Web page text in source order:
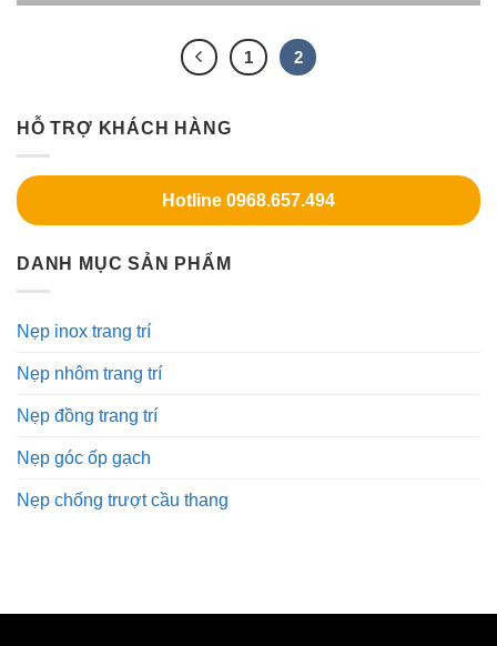
1 2
HỖ TRỢ KHÁCH HÀNG
Hotline 0968.657.494
DANH MỤC SẢN PHẨM
Nẹp inox trang trí
Nẹp nhôm trang trí
Nẹp đồng trang trí
Nẹp góc ốp gạch
Nẹp chống trượt cầu thang